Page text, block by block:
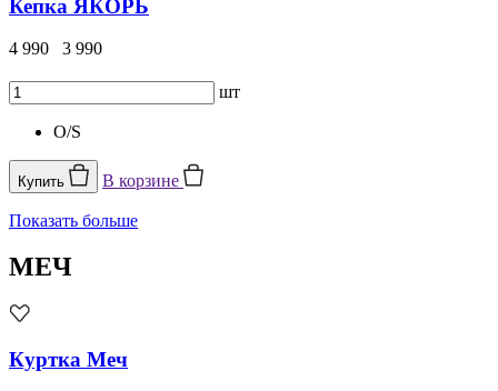
Кепка ЯКОРЬ
4 990 3 990
шт
O/S
Купить В корзине
Показать больше
МЕЧ
Куртка Меч